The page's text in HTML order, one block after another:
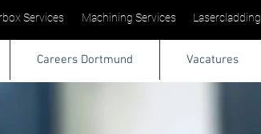
Services Machining Services Lasercladding
Careers Dortmund Vacatures